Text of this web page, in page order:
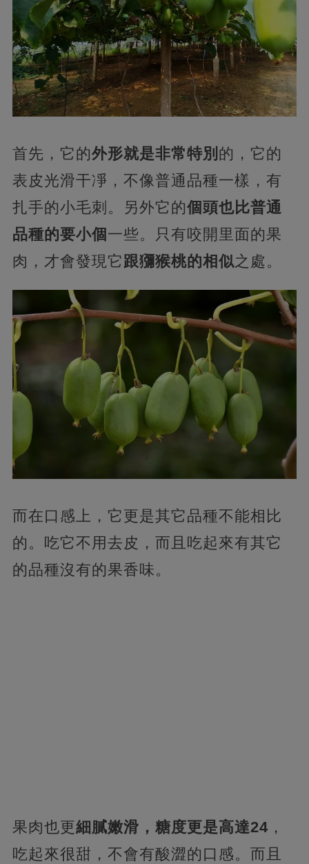
首先，它的外形就是非常特別 的，它的
表皮光滑干凈，不像普通品種一樣，有
扎手的小毛刺。另外它的個頭也比普通
品種的要小個 一些。只有咬開里面的果
肉，才會發現它跟獼猴桃的相似之處。
而在口感上，它更是其它品種不能相比
的。吃它不用去皮，而且吃起來有其它
的品種沒有的果香味。
果肉也更細膩嫩滑，糖度更是高達24 ，
吃起來很甜，不會有酸澀的口感。而且